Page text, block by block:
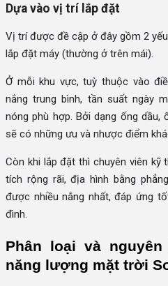
Dựa vào vị trí lắp đặt
Vị trí được đề cập ở đây gồm 2
lắp đặt máy (thường ở trên mái).
Ở mỗi khu vực, tuỳ thuộc vào
nắng trung bình, tần suất ngày
nóng phù hợp. Bởi dạng ống dầu,
sẽ có những ưu và nhược điểm
Còn khi lắp đặt thì chuyên viên
tích rộng rãi, địa hình bằng
được nhiều nắng nhất, đáp ứng
đình.
Phân loại và
năng lượng mặt trời